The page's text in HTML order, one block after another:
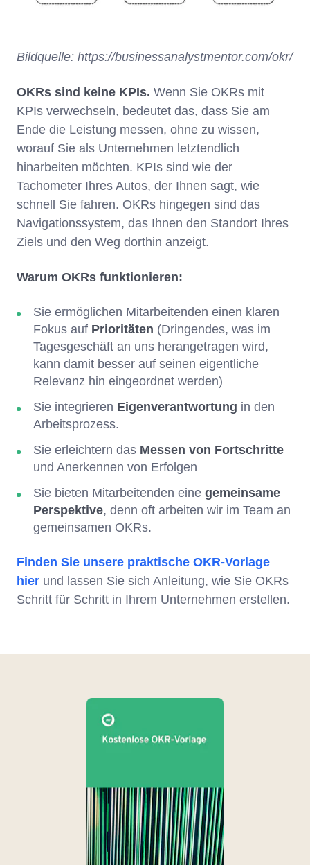
Bildquelle: https://businessanalystmentor.com/okr/
OKRs sind keine KPIs. Wenn Sie OKRs mit
KPIs verwechseln, bedeutet das, dass Sie am
Ende die Leistung messen, ohne zu wissen,
worauf Sie als Unternehmen letztendlich
hinarbeiten möchten. KPIs sind wie der
Tachometer Ihres Autos, der Ihnen sagt, wie
schnell Sie fahren. OKRs hingegen sind das
Navigationssystem, das Ihnen den Standort Ihres
Ziels und den Weg dorthin anzeigt.
Warum OKRs funktionieren:
Sie ermöglichen Mitarbeitenden einen klaren
Fokus auf Prioritäten (Dringendes, was im
Tagesgeschäft an uns herangetragen wird,
kann damit besser auf seinen eigentliche
Relevanz hin eingeordnet werden)
Sie integrieren Eigenverantwortung in den
Arbeitsprozess.
Sie erleichtern das Messen von Fortschritte
und Anerkennen von Erfolgen
Sie bieten Mitarbeitenden eine gemeinsame
Perspektive, denn oft arbeiten wir im Team an
gemeinsamen OKRs.
Finden Sie unsere praktische OKR-Vorlage
hier und lassen Sie sich Anleitung, wie Sie OKRs
Schritt für Schritt in Ihrem Unternehmen erstellen.